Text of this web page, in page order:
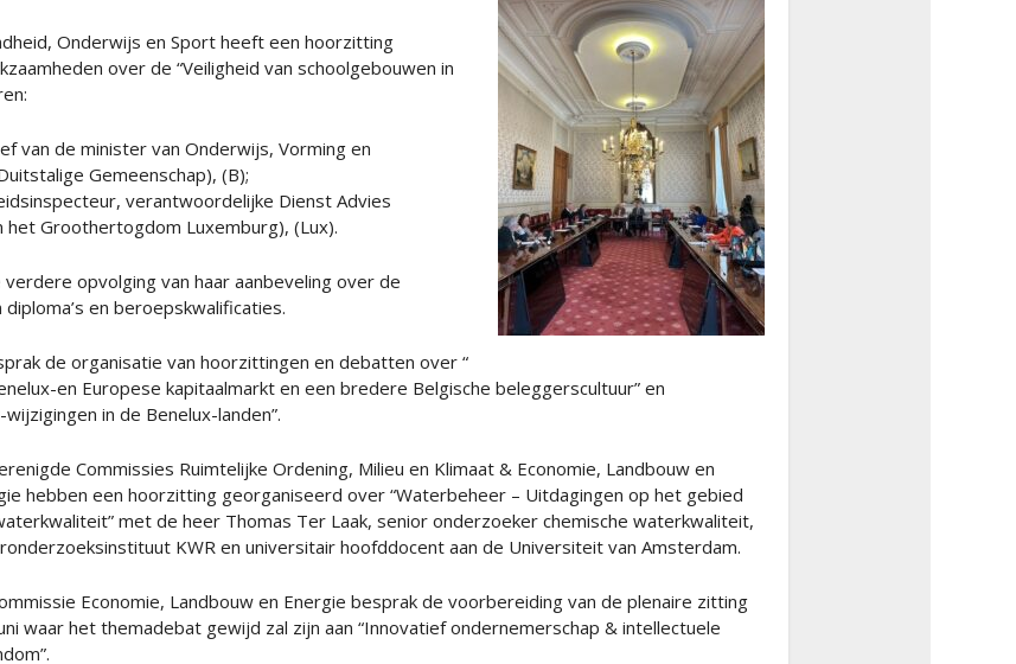
Onderwijs en Sport heeft een hoorzitting
over de “Veiligheid van schoolgebouwen in
van de minister van Onderwijs, Vorming en
Gemeenschap), (B);
verantwoordelijke Dienst Advies
Groothertogdom Luxemburg), (Lux).
opvolging van haar aanbeveling over de
en beroepskwalificaties.
de organisatie van hoorzittingen en debatten over “
en Europese kapitaalmarkt en een bredere Belgische beleggerscultuur” en
in de Benelux-landen”.
Commissies Ruimtelijke Ordening, Milieu en Klimaat & Economie, Landbouw en
hebben een hoorzitting georganiseerd over “Waterbeheer – Uitdagingen op het gebied
met de heer Thomas Ter Laak, senior onderzoeker chemische waterkwaliteit,
KWR en universitair hoofddocent aan de Universiteit van Amsterdam.
Economie, Landbouw en Energie besprak de voorbereiding van de plenaire zitting
waar het themadebat gewijd zal zijn aan “Innovatief ondernemerschap & intellectuele